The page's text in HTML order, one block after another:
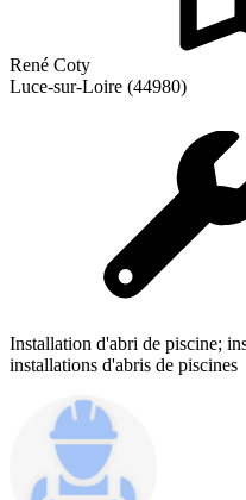
René Coty
Luce-sur-Loire (44980)
Installation d'abri de piscine;
installations d'abris de piscines